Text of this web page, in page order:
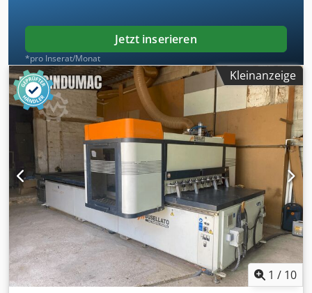
Jetzt inserieren
*pro Inserat/Monat
Kleinanzeige
1 / 10